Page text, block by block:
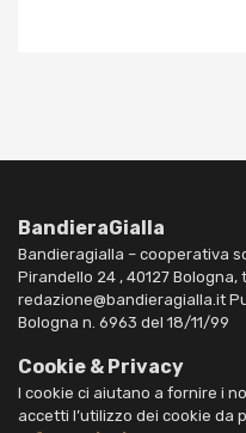
BandieraGialla
Bandieragialla – cooperativa
Pirandello 24 , 40127 Bologna,
redazione@bandieragialla.it
Bologna n. 6963 del 18/11/99
Cookie & Privacy
I cookie ci aiutano a fornire i
accetti l’utilizzo dei cookie da